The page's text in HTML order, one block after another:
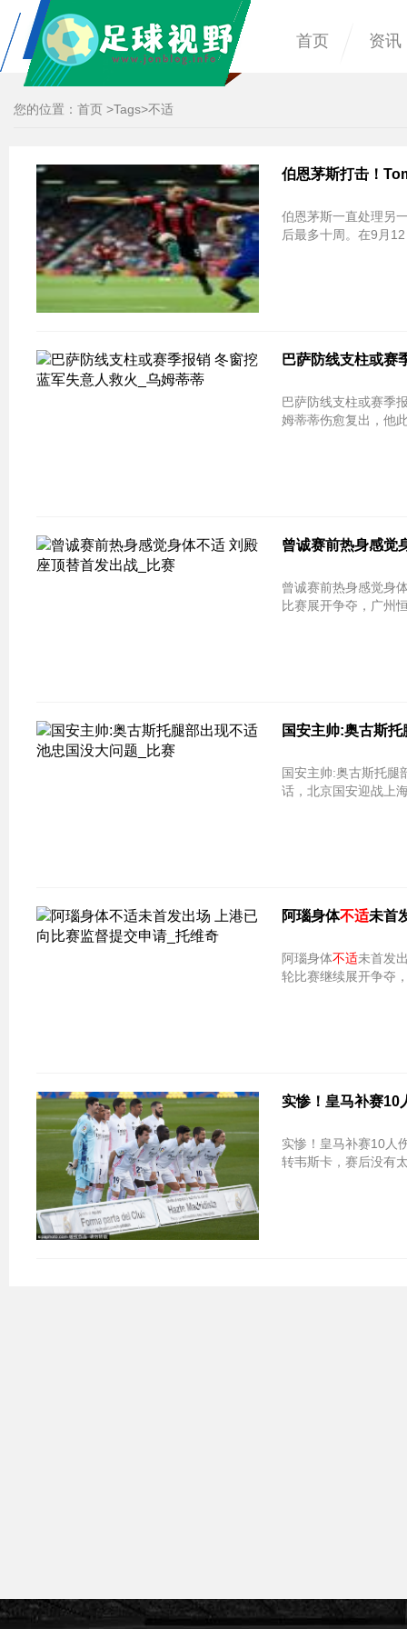
首页 资讯
您的位置： 首页 >Tags>不适
伯恩茅斯打击！
伯恩茅斯一直处理另
后最多十周。在9月
巴萨防线支柱或赛
巴萨防线支柱或赛季报销 冬窗挖蓝
姆蒂蒂伤愈复出，他
曾诚赛前热身感觉
曾诚赛前热身感觉身
比赛展开争夺，广州
国安主帅:奥古斯托
国安主帅:奥古斯托腿
话，北京国安迎战上
阿瑙身体不适未首
阿瑙身体不适未首发出场
轮比赛继续展开争夺
实惨！皇马补赛10
实惨！皇马补赛10人伤停 一队非门将
转韦斯卡，赛后没有